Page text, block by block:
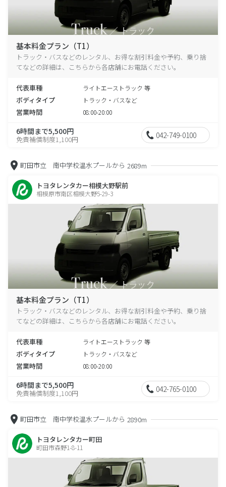
基本料金プラン（T1）
トラック・バスなどのレンタル、お得な割引料金や予約、乗り捨
てなどの詳細は、こちらから各店舗にお電話ください。
代表車種 ライトエーストラック 等
ボディタイプ トラック・バスなど
営業時間 08:00-20:00
6時間まで5,500円
免責補償制度1,100円 042-749-0100
町田市立 南中学校温水プールから 2689m
トヨタレンタカー相模大野駅前
相模原市南区相模大野5-29-3
基本料金プラン（T1）
トラック・バスなどのレンタル、お得な割引料金や予約、乗り捨
てなどの詳細は、こちらから各店舗にお電話ください。
代表車種 ライトエーストラック 等
ボディタイプ トラック・バスなど
営業時間 08:00-20:00
6時間まで5,500円
免責補償制度1,100円 042-765-0100
町田市立 南中学校温水プールから 2890m
トヨタレンタカー町田
町田市森野1-8-11